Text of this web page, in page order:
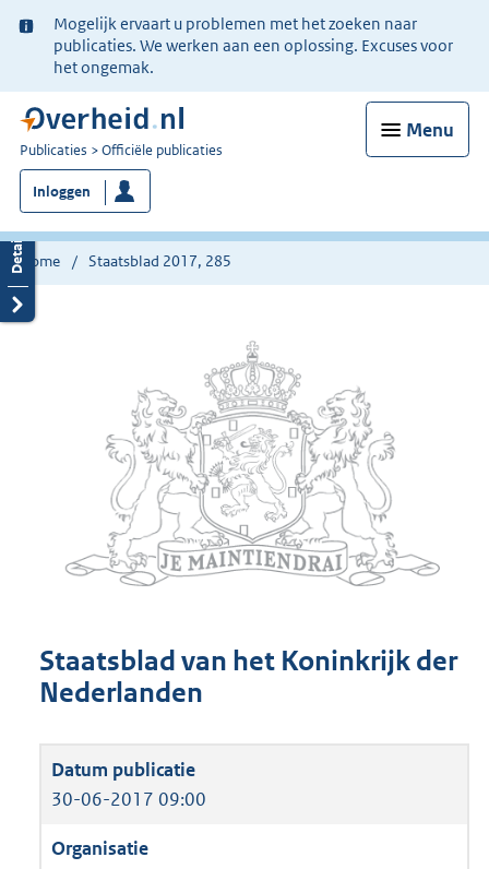
Ter
informatie:
Mogelijk ervaart u problemen met het zoeken naar
publicaties. We werken aan een oplossing. Excuses voor
het ongemak.
Menu
U
bent
nu
hier:
Publicaties Officiële publicaties
Inloggen
Home Staatsblad 2017, 285
Staatsblad van het Koninkrijk der
Nederlanden
30-06-2017 09:00